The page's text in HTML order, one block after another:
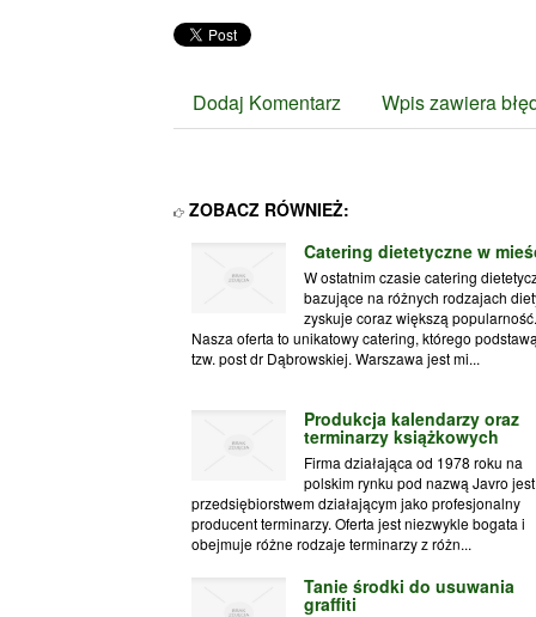
Dodaj Komentarz Wpis zawiera
ZOBACZ RÓWNIEŻ:
Catering dietetyczne w
W ostatnim czasie catering
bazujące na różnych rodzajach
zyskuje coraz większą popularność.
Nasza oferta to unikatowy catering, którego
tzw. post dr Dąbrowskiej. Warszawa jest mi...
Produkcja kalendarzy oraz
terminarzy książkowych
Firma działająca od 1978 roku na
polskim rynku pod nazwą Javro jest
przedsiębiorstwem działającym jako profesjonalny
producent terminarzy. Oferta jest niezwykle bogata i
obejmuje różne rodzaje terminarzy z różn...
Tanie środki do usuwania
graffiti